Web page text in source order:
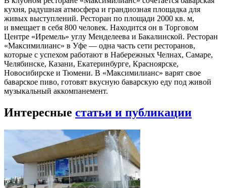
кухня, радушная атмосфера и грандиозная площадка для
живых выступлений. Ресторан по площади 2000 кв. м,
и вмещает в себя 800 человек. Находится он в Торговом
Центре «Иремель» углу Менделеева и Бакалинской. Ресторан
«Максимилианс» в Уфе — одна часть сети ресторанов,
которые с успехом работают в Набережных Челнах, Самаре,
Челябинске, Казани, Екатеринбурге, Красноярске,
Новосибирске и Тюмени. В «Максимилианс» варят свое
баварское пиво, готовят вкусную баварскую еду под живой
музыкальный аккомпанемент.
Интересные статьи и публикации